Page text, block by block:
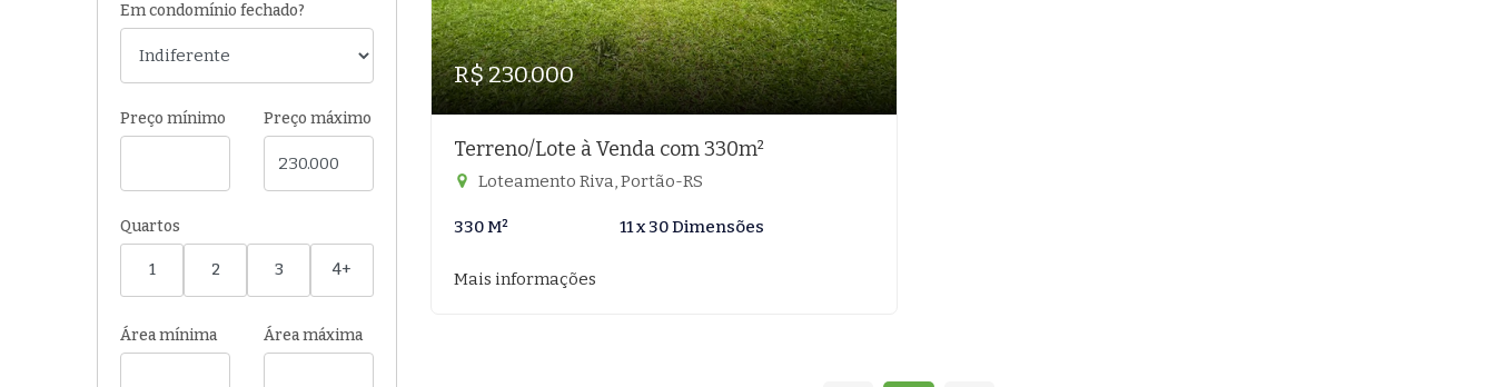
Em condomínio fechado?
Preço mínimo Preço máximo
Quartos
1 2 3 4+
Área mínima Área máxima
R$ 230.000
Terreno/Lote à Venda com 330m²
Loteamento Riva, Portão-RS
330 M² 11 x 30 Dimensões
Mais informações